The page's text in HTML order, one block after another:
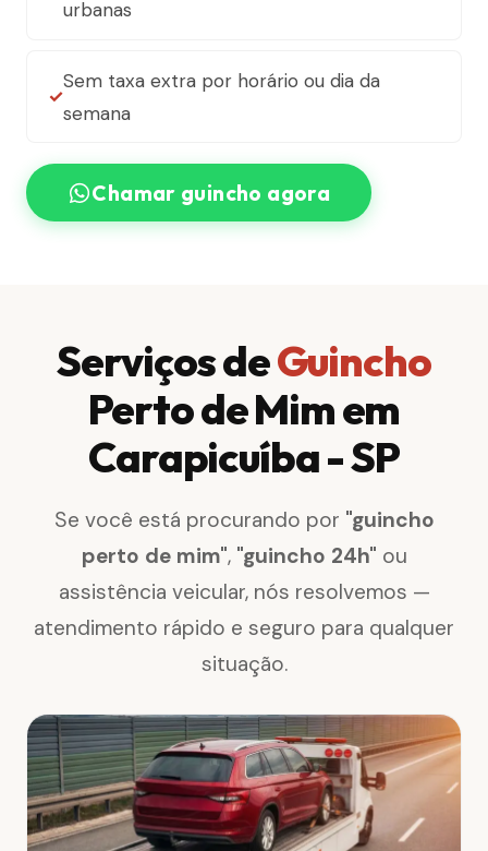
urbanas
Sem taxa extra por horário ou dia da
semana
Chamar guincho agora
Serviços deGuincho
Perto de Mim em
Carapicuíba - SP
Se você está procurando por "guincho
perto de mim", "guincho 24h" ou
assistência veicular, nós resolvemos —
atendimento rápido e seguro para qualquer
situação.